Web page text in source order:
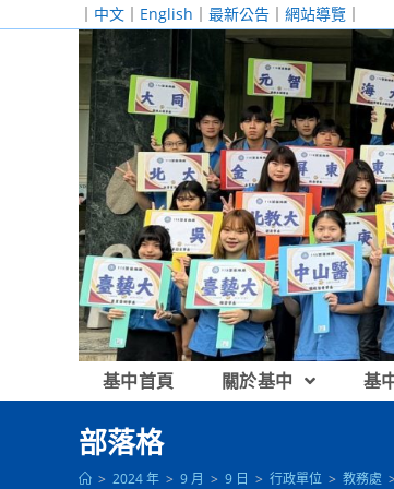
｜ 中文 ｜ English ｜ 最新公告 ｜ 網站導覽 ｜
基中首頁 關於基中 基
部落格
> 2024 年 > 9 月 > 9 日 > 行政單位 > 教務處